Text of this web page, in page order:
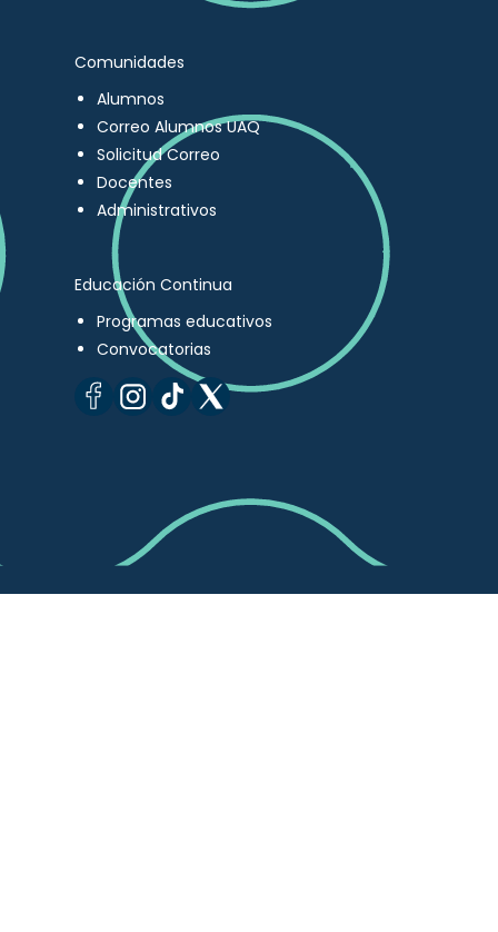
Comunidades
Alumnos
Correo Alumnos UAQ
Solicitud Correo
Docentes
Administrativos
Educación Continua
Programas educativos
Convocatorias